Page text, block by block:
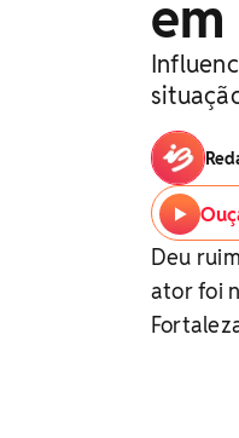
em
Deu
ator foi